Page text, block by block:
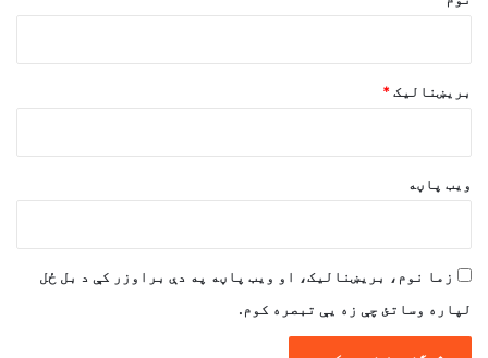
بریښنالیک *
ویب پاڼه
زما نوم، بریښنالیک، او ویب پاڼه په دې براوزر کې د بل ځل
لپاره وساتئ چې زه یې تبصره کوم.